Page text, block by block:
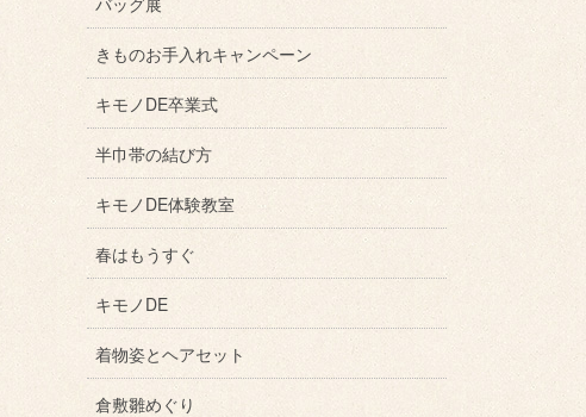
きものお手入れキャンペーン
キモノDE卒業式
半巾帯の結び方
キモノDE体験教室
春はもうすぐ
キモノDE
着物姿とヘアセット
倉敷雛めぐり